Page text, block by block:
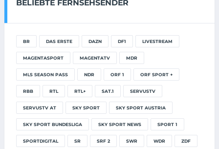
BELIEBTE FERNSEHSENDER
BR DAS ERSTE DAZN DF1 LIVESTREAM
MAGENTASPORT MAGENTATV MDR
MLS SEASON PASS NDR ORF 1 ORF SPORT +
RBB RTL RTL+ SAT.1 SERVUSTV
SERVUSTV AT SKY SPORT SKY SPORT AUSTRIA
SKY SPORT BUNDESLIGA SKY SPORT NEWS SPORT 1
SPORTDIGITAL SR SRF 2 SWR WDR ZDF